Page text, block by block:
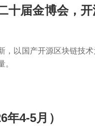
十届金博会，
，以国产开源区块链技
。
4-5月）